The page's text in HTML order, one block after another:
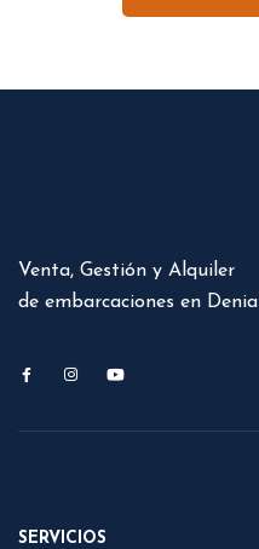
Venta, Gestión y Alquiler
de embarcaciones en Denia
SERVICIOS